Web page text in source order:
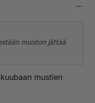
muiston jättää
mustien